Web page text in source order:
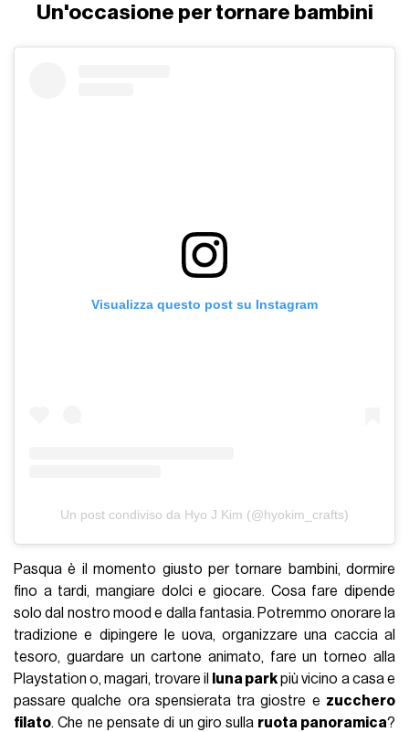
Un'occasione per tornare bambini
Visualizza questo post su Instagram
Un post condiviso da Hyo J Kim (@hyokim_crafts)
Pasqua è il momento giusto per tornare bambini, dormire
fino a tardi, mangiare dolci e giocare. Cosa fare dipende
solo dal nostro mood e dalla fantasia. Potremmo onorare la
tradizione e dipingere le uova, organizzare una caccia al
tesoro, guardare un cartone animato, fare un torneo alla
Playstation o, magari, trovare il
luna parkpiù vicino a casa e
passare qualche ora spensierata tra giostre e zucchero
filato. Che ne pensate di un giro sulla ruota panoramica?